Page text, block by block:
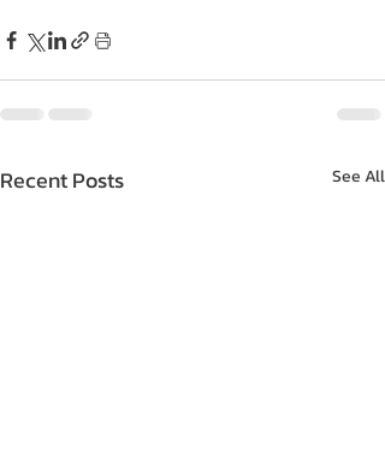
Recent Posts See All